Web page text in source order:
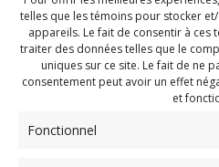
telles que les témoins pour stocker
appareils. Le fait de consentir à
traiter des données telles que le
uniques sur ce site. Le fait de ne
consentement peut avoir un effet
et
Fonctionnel